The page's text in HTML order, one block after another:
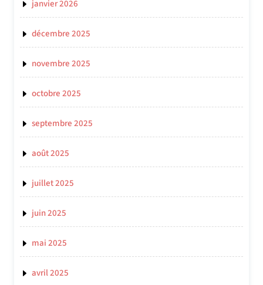
janvier 2026
décembre 2025
novembre 2025
octobre 2025
septembre 2025
août 2025
juillet 2025
juin 2025
mai 2025
avril 2025